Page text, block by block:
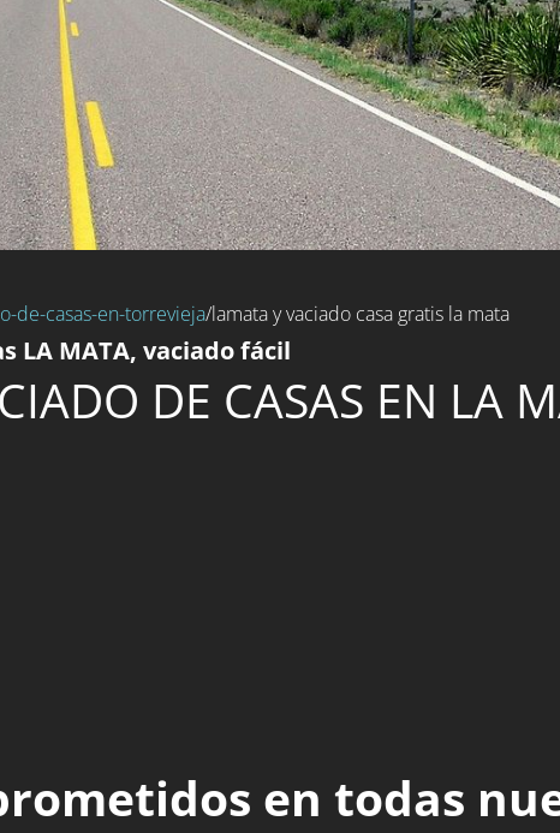
de-casas-en-torrevieja/lamata y vaciado casa gratis la mata
LA MATA, vaciado fácil
DE CASAS EN LA
en todas